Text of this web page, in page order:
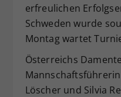
erfreulichen
Schweden wurde
Montag wartet
Österreichs
Löscher und Silvia